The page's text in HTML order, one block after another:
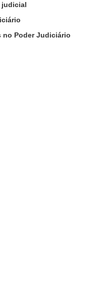
judicial
no Poder Judiciário